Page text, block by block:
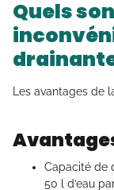
Quels
Les avantages de
Capacité de
50 l d’eau